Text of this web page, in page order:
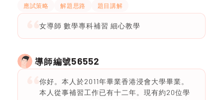
應試策略 解題思路 題目講解
女導師 數學專科補習 細心教學
導師編號56552
你好。本人於2011年畢業香港浸會大學畢業。
本人從事補習工作已有十二年。現有約20位學